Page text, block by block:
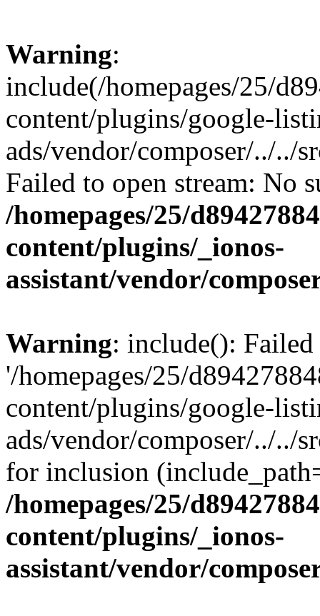
Warning:
include(/homepages/25/
content/plugins/google-
ads/vendor/composer/../../
Failed to open stream: No
/homepages/25/
content/plugins/_ionos-
assistant/vendor/
Warning: include():
'/homepages/25/
content/plugins/google-
ads/vendor/composer/../../
for inclusion
/homepages/25/
content/plugins/_ionos-
assistant/vendor/